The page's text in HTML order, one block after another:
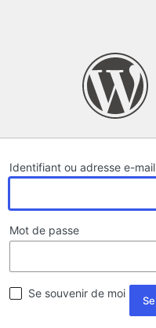
Identifiant ou adresse e-mail
Mot de passe
Se souvenir de moi